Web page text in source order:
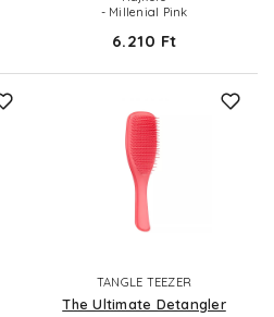
- Millenial Pink
6.210 Ft
TANGLE TEEZER
The Ultimate Detangler